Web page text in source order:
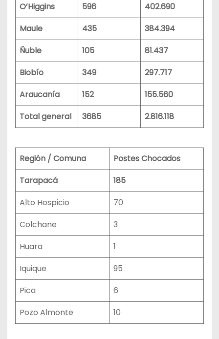
O’Higgins 596
402.690
Maule
435
384.394
Ñuble
105
81.437
Biobío
349
297.717
Araucanía
152
155.560
Total general
3685 2.816.118
Región / Comuna
Postes Chocados
Tarapacá
185
Alto Hospicio
70
Colchane
3
Huara
1
Iquique
95
Pica
6
Pozo Almonte
10